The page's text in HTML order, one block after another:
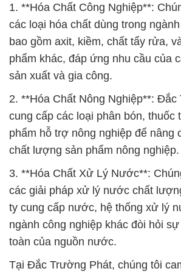
1. **Hóa Chất Công Nghiệp**:
các loại hóa chất dùng trong
bao gồm axit, kiềm, chất tẩy rửa,
phẩm khác, đáp ứng nhu cầu của
sản xuất và gia công.
2. **Hóa Chất Nông Nghiệp**:
cung cấp các loại phân bón, thuốc
phẩm hỗ trợ nông nghiệp để nâng
chất lượng sản phẩm nông nghiệp.
3. **Hóa Chất Xử Lý Nước**:
các giải pháp xử lý nước chất
ty cung cấp nước, hệ thống xử lý
ngành công nghiệp khác đòi hỏi
toàn của nguồn nước.
Tại Đắc Trường Phát, chúng tôi